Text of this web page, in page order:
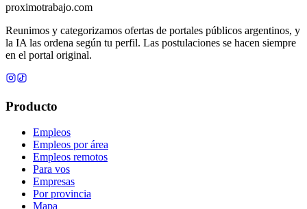
proximotrabajo.com
Reunimos y categorizamos ofertas de portales públicos argentinos, y
la IA las ordena según tu perfil. Las postulaciones se hacen siempre
en el portal original.
Producto
Empleos
Empleos por área
Empleos remotos
Para vos
Empresas
Por provincia
Mapa